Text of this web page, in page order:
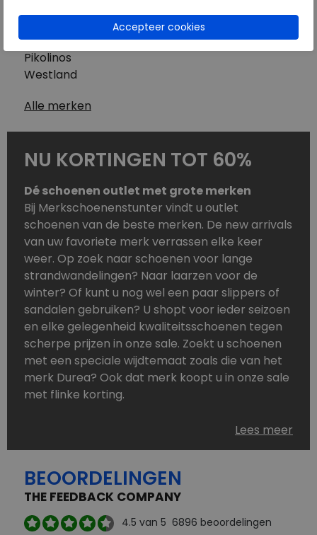
Mephisto
Pikolinos
Westland
Alle merken
NU KORTINGEN TOT 60%
Dé schoenen outlet met grote merken
Bij Merkschoenenstunter vindt u outlet
schoenen van de beste merken. De new arrivals
van uw favoriete merk verrassen elke keer
weer. Op zoek naar schoenen voor lange
strandwandelingen? Naar laarzen voor de
winter? Of kunt u nog wel een paar slippers of
sandalen gebruiken? U shopt voor ieder seizoen
en elke gelegenheid kwaliteitsschoenen tegen
scherpe prijzen in onze sale. Zoekt u schoenen
met een speciale wijdtemaat zoals die van het
merk Durea? Ook dat merk koopt u in onze sale
met flinke korting.
Schoenen heeft u nooit genoeg. Goedkope
schoenen, maar dus wel van topmerken,
aanbod is zo compleet dat u altijd wel een
passend paar vindt.
Welke schoenmerken vindt u in onze online
Lees meer
BEOORDELINGEN
THE FEEDBACK COMPANY
4.5 van 5 6896 beoordelingen